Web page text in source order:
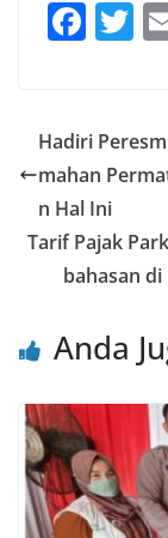
F
e
b
o
o
k
T
Hadiri
mahan
n Hal Ini
Tarif Pajak
bahasan
Anda